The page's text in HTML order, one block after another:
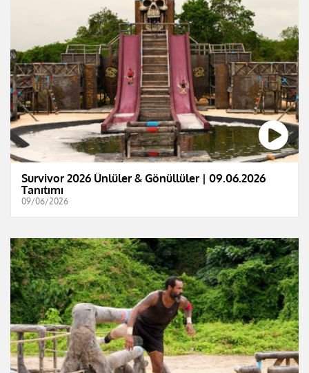
Survivor 2026 Ünlüler & Gönüllüler | 09.06.2026
Tanıtımı
09/06/2026